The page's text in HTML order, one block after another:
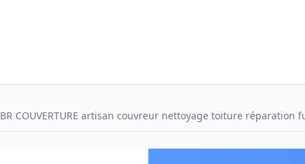
BR COUVERTURE artisan couvreur nettoyage toiture